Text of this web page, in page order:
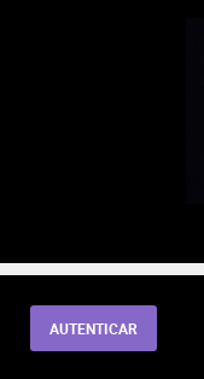
AUTENTICAR